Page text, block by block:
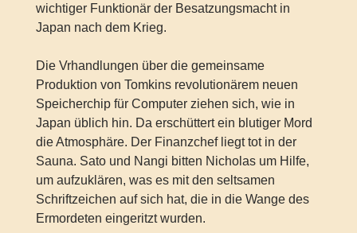
wichtiger Funktionär der Besatzungsmacht in
Japan nach dem Krieg.
Die Vrhandlungen über die gemeinsame
Produktion von Tomkins revolutionärem neuen
Speicherchip für Computer ziehen sich, wie in
Japan üblich hin. Da erschüttert ein blutiger Mord
die Atmosphäre. Der Finanzchef liegt tot in der
Sauna. Sato und Nangi bitten Nicholas um Hilfe,
um aufzuklären, was es mit den seltsamen
Schriftzeichen auf sich hat, die in die Wange des
Ermordeten eingeritzt wurden.